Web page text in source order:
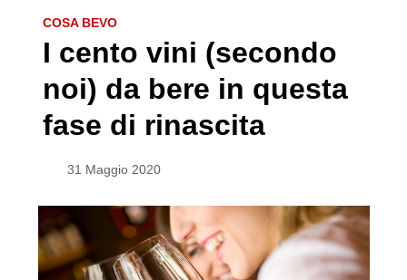
COSA BEVO
I cento vini (secondo
noi) da bere in questa
fase di rinascita
31 Maggio 2020